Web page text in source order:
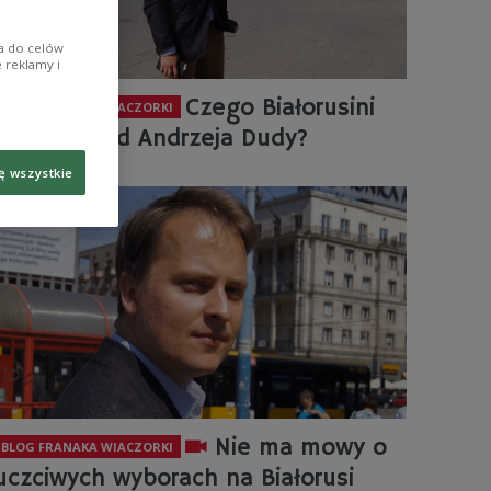
BLOG FRANAKA WIACZORKI
Czego Białorusini
oczekują od Andrzeja Dudy?
BLOG FRANAKA WIACZORKI
Nie ma mowy o
wyborach na Białorusi
do celów
reklamy i
wszystkie